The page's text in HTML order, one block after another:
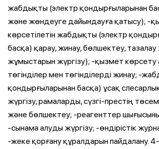
жабдықты (электр қондырғыларынан
және жөндеуге дайындауға қатысу); -
көрсетілетін жабдықты (электр
басқа) қарау, жинау, бөлшектеу,
жұмыстарын жүргізу); -қызмет көрсету
төгінділер мен төгінділерді жинау; -
қондырғыларынан басқа) ұсақ
жүргізу, рамаларды, сүзгі-престің
және бөлшектеу; -реагенттер
-сынама алуды жүргізу; -өндірістік
-жеке қорғану құралдарын пайдалану.